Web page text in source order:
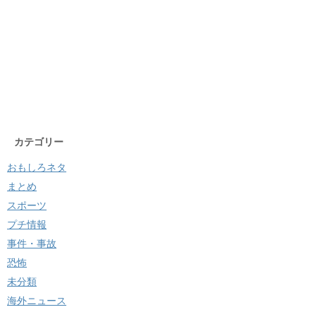
カテゴリー
おもしろネタ
まとめ
スポーツ
プチ情報
事件・事故
恐怖
未分類
海外ニュース